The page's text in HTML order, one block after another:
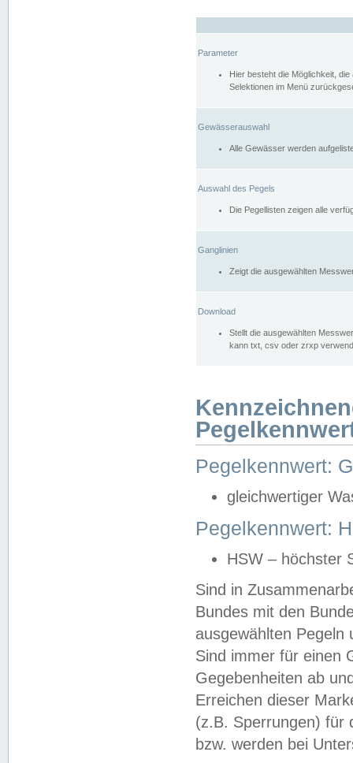
Parameter
Hier besteht die Möglichkeit,
Selektionen im Menü
Gewässerauswahl
Alle Gewässer werden
Auswahl des Pegels
Die Pegellisten zeigen alle
Ganglinien
Zeigt die ausgewählten
Download
Stellt die ausgewählten
kann txt, csv oder zrxp
Pegelkennwert:
gleichwertiger
Pegelkennwert:
HSW – höchster
Sind in
Bundes mit den
ausgewählten
Sind immer für einen
Gegebenheiten ab
Erreichen dieser
(z.B. Sperrungen) für
bzw. werden bei